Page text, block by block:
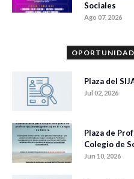
Sociales
Ago 07, 2026
Plaza del
Jul 02, 2026
Plaza de
Colegio de
Jun 10, 2026